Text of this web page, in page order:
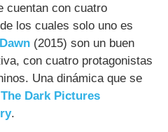
cuentan con cuatro
los cuales solo uno es
(2015) son un buen
con cuatro protagonistas
Una dinámica que se
The Dark Pictures
.